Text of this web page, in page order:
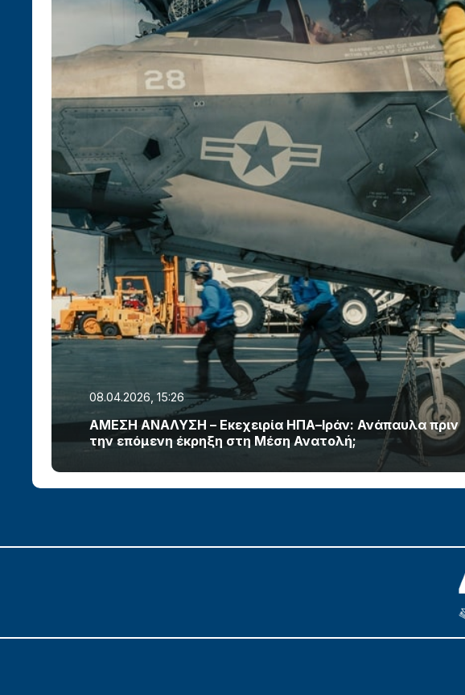
08.04.2026, 15:26
ΑΜΕΣΗ ΑΝΑΛΥΣΗ – Εκεχειρία ΗΠΑ–Ιράν: Ανάπαυλα πριν
την επόμενη έκρηξη στη Μέση Ανατολή;